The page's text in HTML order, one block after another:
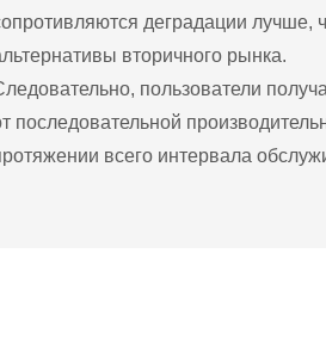
деградации лучше,
вторичного рынка.
пользователи
последовательной
всего интервала